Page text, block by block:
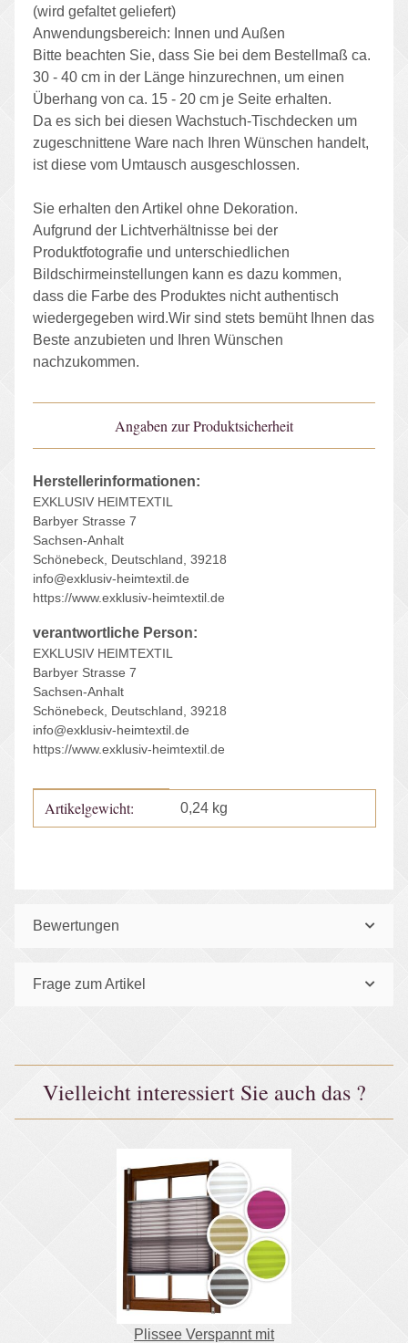
(wird gefaltet geliefert)
Anwendungsbereich: Innen und Außen
Bitte beachten Sie, dass Sie bei dem Bestellmaß ca.
30 - 40 cm in der Länge hinzurechnen, um einen
Überhang von ca. 15 - 20 cm je Seite erhalten.
Da es sich bei diesen Wachstuch-Tischdecken um
zugeschnittene Ware nach Ihren Wünschen handelt,
ist diese vom Umtausch ausgeschlossen.
Sie erhalten den Artikel ohne Dekoration.
Aufgrund der Lichtverhältnisse bei der
Produktfotografie und unterschiedlichen
Bildschirmeinstellungen kann es dazu kommen,
dass die Farbe des Produktes nicht authentisch
wiedergegeben wird.Wir sind stets bemüht Ihnen das
Beste anzubieten und Ihren Wünschen
nachzukommen.
Angaben zur Produktsicherheit
Herstellerinformationen:
EXKLUSIV HEIMTEXTIL
Barbyer Strasse 7
Sachsen-Anhalt
Schönebeck, Deutschland, 39218
info@exklusiv-heimtextil.de
https://www.exklusiv-heimtextil.de
verantwortliche Person:
EXKLUSIV HEIMTEXTIL
Barbyer Strasse 7
Sachsen-Anhalt
Schönebeck, Deutschland, 39218
info@exklusiv-heimtextil.de
https://www.exklusiv-heimtextil.de
Produkteigenschaft
Wert
Artikelgewicht: 0,24 kg
Bewertungen
Frage zum Artikel
Vielleicht interessiert Sie auch das ?
Plissee Verspannt mit